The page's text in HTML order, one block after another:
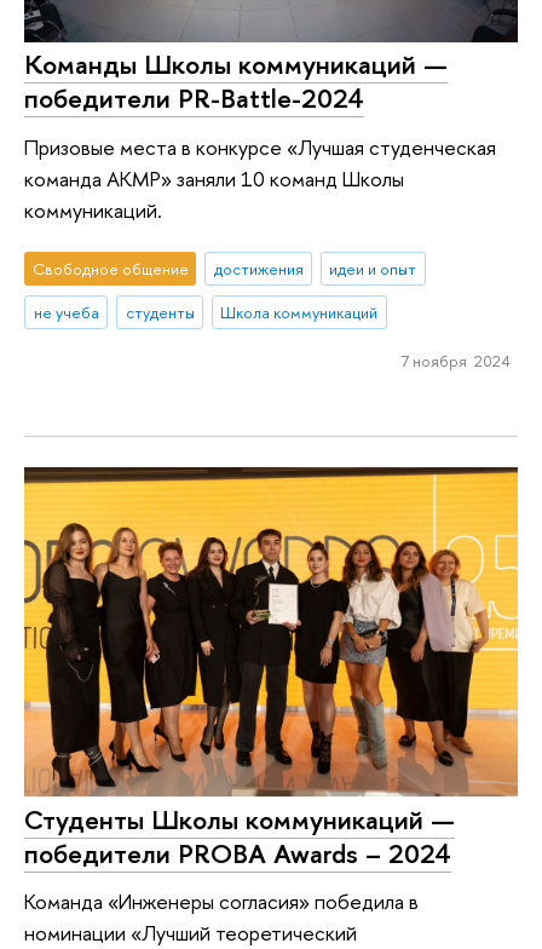
Команды Школы коммуникаций —
победители PR-Battle-2024
Призовые места в конкурсе «Лучшая студенческая
команда АКМР» заняли 10 команд Школы
коммуникаций.
Свободное общение достижения
идеи и опыт
не учеба
студенты Школа коммуникаций
7 ноября 2024
Студенты Школы коммуникаций —
победители PROBA Awards – 2024
Команда «Инженеры согласия» победила в
номинации «Лучший теоретический